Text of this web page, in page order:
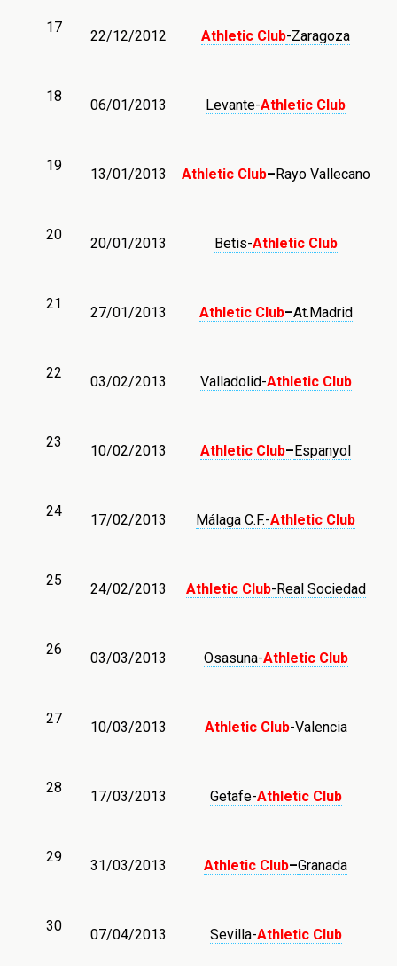
17
22/12/2012 Athletic Club-Zaragoza
18
06/01/2013 Levante-Athletic Club
19
13/01/2013 Athletic Club–Rayo Vallecano
20
20/01/2013 Betis-Athletic Club
21
27/01/2013 Athletic Club–At.Madrid
22
03/02/2013 Valladolid-Athletic Club
23
10/02/2013 Athletic Club–Espanyol
24
17/02/2013 Málaga C.F.-Athletic Club
25
24/02/2013 Athletic Club-Real Sociedad
26
03/03/2013 Osasuna-Athletic Club
27
10/03/2013 Athletic Club-Valencia
28
17/03/2013 Getafe-Athletic Club
29
31/03/2013 Athletic Club–Granada
30
07/04/2013 Sevilla-Athletic Club